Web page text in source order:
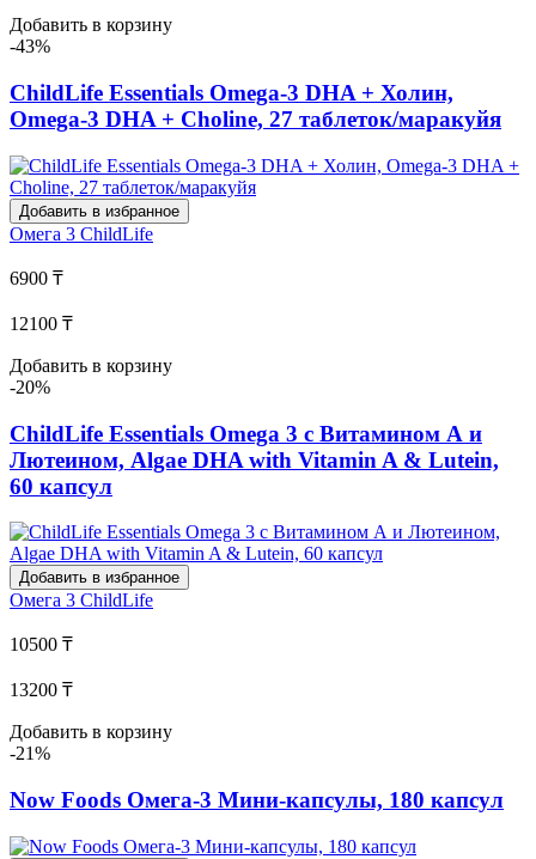
Добавить в корзину
-43%
ChildLife Essentials Omega-3 DHA + Холин,
Omega-3 DHA + Choline, 27 таблеток/маракуйя
Добавить в избранное
Омега 3 ChildLife
6900 ₸
12100 ₸
Добавить в корзину
-20%
ChildLife Essentials Omega 3 с Витамином А и
Лютеином, Algae DHA with Vitamin A & Lutein,
60 капсул
Добавить в избранное
Омега 3 ChildLife
10500 ₸
13200 ₸
Добавить в корзину
-21%
Now Foods Омега-3 Мини-капсулы, 180 капсул